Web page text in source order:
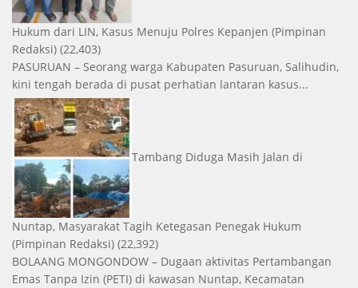
Hukum dari LIN, Kasus Menuju Polres Kepanjen (Pimpinan
Redaksi) (22,403)
PASURUAN – Seorang warga Kabupaten Pasuruan, Salihudin,
kini tengah berada di pusat perhatian lantaran kasus...
Tambang Diduga Masih Jalan di
Nuntap, Masyarakat Tagih Ketegasan Penegak Hukum
(Pimpinan Redaksi) (22,392)
BOLAANG MONGONDOW – Dugaan aktivitas Pertambangan
Emas Tanpa Izin (PETI) di kawasan Nuntap, Kecamatan